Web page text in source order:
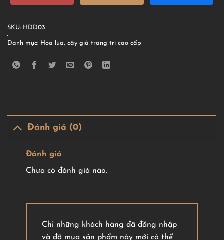
SKU: HDD03
Danh mục: Hoa lụa, cây giả trang trí cao cấp
Đánh giá (0)
Đánh giá
Chưa có đánh giá nào.
Chỉ những khách hàng đã đăng nhập
và đã mua sản phẩm này mới có thể